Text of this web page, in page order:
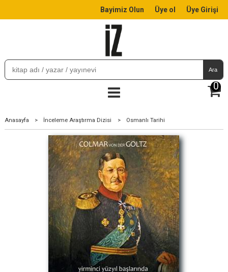
Bayimiz Olun Üye ol Üye Girişi
Ara
0
Anasayfa > İnceleme Araştırma Dizisi > Osmanlı Tarihi